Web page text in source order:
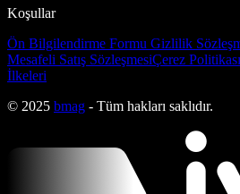
Koşullar
Ön Bilgilendirme Formu Gizlilik
Mesafeli Satış SözleşmesiÇerez Politikası
İlkeleri
© 2025 bmag - Tüm hakları saklıdır.